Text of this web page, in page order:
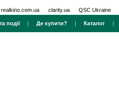
realkino.com.ua clarity.ua QSC Ukraine
події| Де купити? | Каталог |